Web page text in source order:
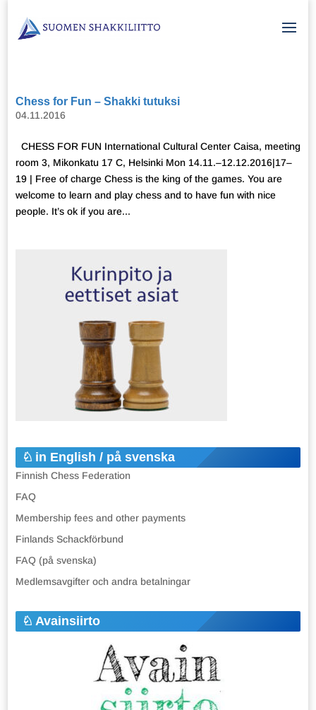
Chess for Fun – Shakki tutuksi
04.11.2016
CHESS FOR FUN International Cultural Center Caisa, meeting
room 3, Mikonkatu 17 C, Helsinki Mon 14.11.–12.12.2016|17–
19 | Free of charge Chess is the king of the games. You are
welcome to learn and play chess and to have fun with nice
people. It’s ok if you are...
in English / på svenska
Finnish Chess Federation
FAQ
Membership fees and other payments
Finlands Schackförbund
FAQ (på svenska)
Medlemsavgifter och andra betalningar
Avainsiirto